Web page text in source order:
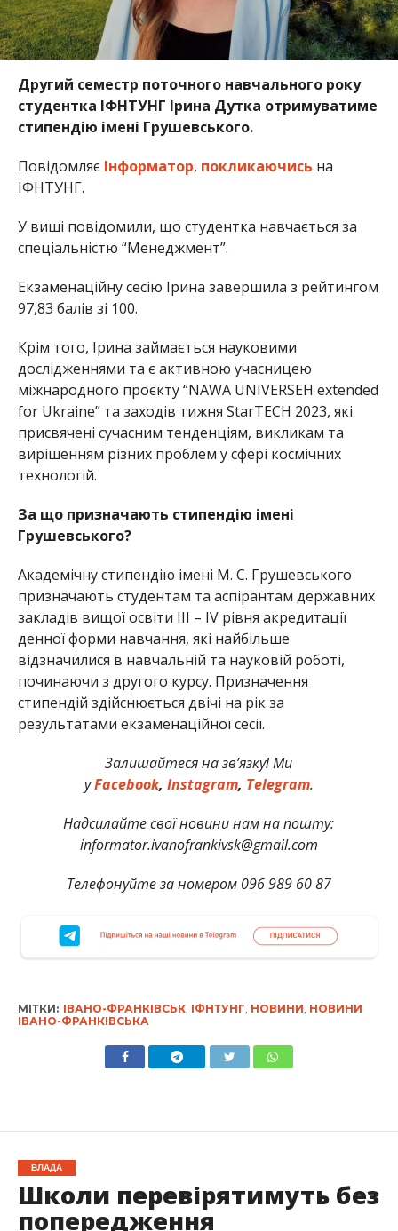
Другий семестр поточного навчального року
студентка ІФНТУНГ Ірина Дутка отримуватиме
стипендію імені Грушевського.
Повідомляє Інформатор, покликаючись на
ІФНТУНГ.
У виші повідомили, що студентка навчається за
спеціальністю “Менеджмент”.
Екзаменаційну сесію Ірина завершила з рейтингом
97,83 балів зі 100.
Крім того, Ірина займається науковими
дослідженнями та є активною учасницею
міжнародного проєкту “NAWA UNIVERSEH extended
for Ukraine” та заходів тижня StarTECH 2023, які
присвячені сучасним тенденціям, викликам та
вирішенням різних проблем у сфері космічних
технологій.
За що призначають стипендію імені
Грушевського?
Академічну стипендію імені М. С. Грушевського
призначають студентам та аспірантам державних
закладів вищої освіти III – IV рівня акредитації
денної форми навчання, які найбільше
відзначилися в навчальній та науковій роботі,
починаючи з другого курсу. Призначення
стипендій здійснюється двічі на рік за
результатами екзаменаційної сесії.
Залишайтеся на зв’язку! Ми
уFacebook, Instagram, Telegram.
Надсилайте свої новини нам на пошту:
informator.ivanofrankivsk@gmail.com
Телефонуйте за номером 096 989 60 87
МІТКИ: ІВАНО-ФРАНКІВСЬК, ІФНТУНГ, НОВИНИ, НОВИНИ
ІВАНО-ФРАНКІВСЬКА
ВЛАДА
Школи перевірятимуть без
попередження